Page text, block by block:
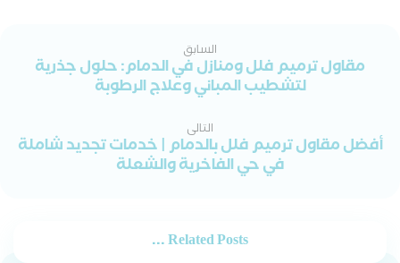
السابق
مقاول ترميم فلل ومنازل في الدمام: حلول جذرية
لتشطيب المباني وعلاج الرطوبة
التالى
أفضل مقاول ترميم فلل بالدمام | خدمات تجديد شاملة
في حي الفاخرية والشعلة
Related Posts ...